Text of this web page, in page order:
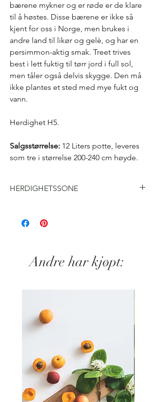
bærene mykner og er røde er de klare
til å høstes. Disse bærene er ikke så
kjent for oss i Norge, men brukes i
andre land til likør og gelè, og har en
persimmon-aktig smak. Treet trives
best i lett fuktig til tørr jord i full sol,
men tåler også delvis skygge. Den må
ikke plantes et sted med mye fukt og
vann.
Herdighet H5.
Salgsstørrelse: 12 Liters potte, leveres
som tre i størrelse 200-240 cm høyde.
HERDIGHETSSONE
Andre har kjøpt: